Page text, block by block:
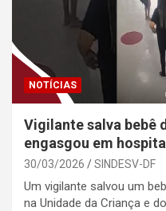
NOTÍCIAS
Vigilante salva bebê
engasgou em
30/03/2026 SINDESV-DF
Um vigilante salvou um
na Unidade da Criança e